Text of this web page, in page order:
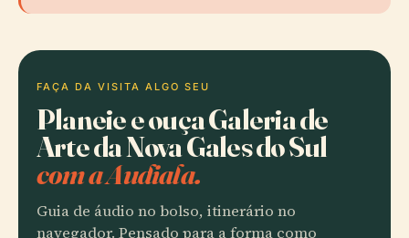
FAÇA DA VISITA ALGO SEU
Planeie e ouça Galeria de
Arte da Nova Gales do Sul
com a Audiala.
Guia de áudio no bolso, itinerário no
navegador. Pensado para a forma como